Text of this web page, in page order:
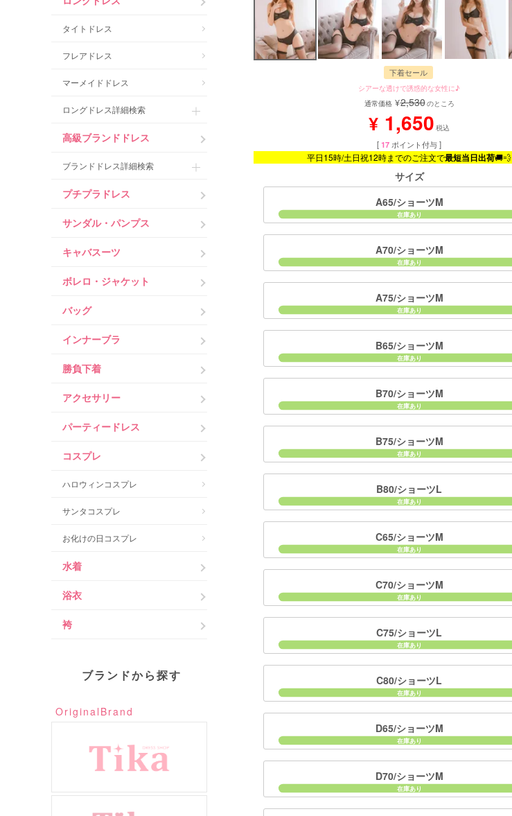
タイトドレス
フレアドレス
マーメイドドレス
ロングドレス詳細検索
高級ブランドドレス
ブランドドレス詳細検索
プチプラドレス
サンダル・パンプス
キャバスーツ
ボレロ・ジャケット
バッグ
インナーブラ
勝負下着
アクセサリー
パーティードレス
コスプレ
ハロウィンコスプレ
サンタコスプレ
お化けの日コスプレ
水着
浴衣
袴
ブランドから探す
OriginalBrand
下着セール
シアーな透けで誘惑的な女性に♪
通常価格 ¥2,530のところ
¥ 1,650 税込
[17 ポイント付与 ]
平日15時/土日祝12時までのご注文で最短当日出荷🚚💨
サイズ
A65/ショーツM
A70/ショーツM
A75/ショーツM
B65/ショーツM
B70/ショーツM
B75/ショーツM
B80/ショーツL
C65/ショーツM
C70/ショーツM
C75/ショーツL
C80/ショーツL
D65/ショーツM
D70/ショーツM